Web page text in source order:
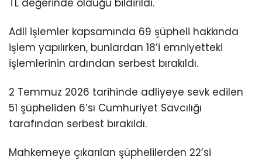
TL değerinde olduğu bildirildi.
Adli işlemler kapsamında 69 şüpheli hakkında
işlem yapılırken, bunlardan 18’i emniyetteki
işlemlerinin ardından serbest bırakıldı.
2 Temmuz 2026 tarihinde adliyeye sevk edilen
51 şüpheliden 6’sı Cumhuriyet Savcılığı
tarafından serbest bırakıldı.
Mahkemeye çıkarılan şüphelilerden 22’si